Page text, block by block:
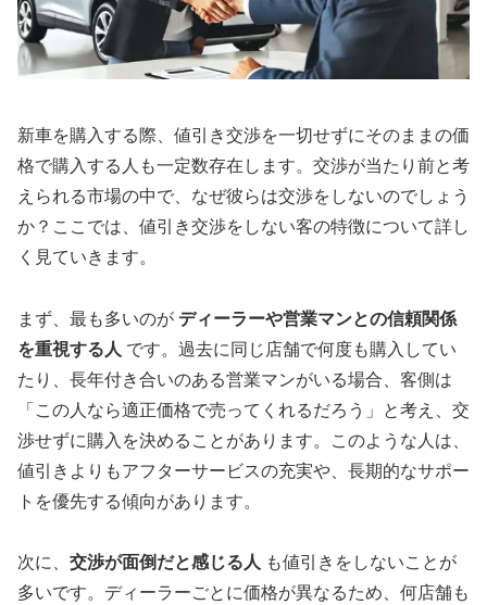
新車を購入する際、値引き交渉を一切せずにそのままの価
格で購入する人も一定数存在します。交渉が当たり前と考
えられる市場の中で、なぜ彼らは交渉をしないのでしょう
か？ここでは、値引き交渉をしない客の特徴について詳し
く見ていきます。
まず、最も多いのが ディーラーや営業マンとの信頼関係
を重視する人 です。過去に同じ店舗で何度も購入してい
たり、長年付き合いのある営業マンがいる場合、客側は
「この人なら適正価格で売ってくれるだろう」と考え、交
渉せずに購入を決めることがあります。このような人は、
値引きよりもアフターサービスの充実や、長期的なサポー
トを優先する傾向があります。
次に、 交渉が面倒だと感じる人 も値引きをしないことが
多いです。ディーラーごとに価格が異なるため、何店舗も